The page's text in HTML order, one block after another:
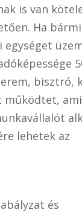
is van
Ha
egységet
bisztró,
működtet,
lehetek az
és